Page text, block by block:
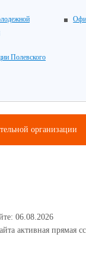
Полевского
организации
06.08.2026
активная прямая